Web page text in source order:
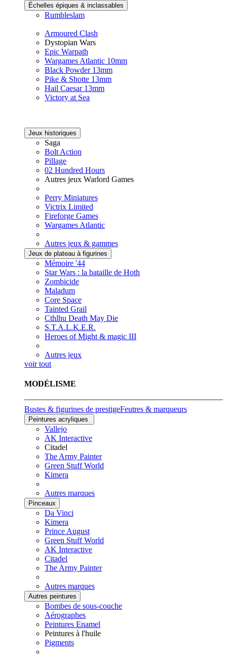
Échelles épiques & inclassables
Rumbleslam
Armoured Clash
Dystopian Wars
Epic Warpath
Wargames Atlantic 10mm
Black Powder 13mm
Pike & Shotte 13mm
Hail Caesar 13mm
Victory at Sea
Jeux historiques
Saga
Bolt Action
Pillage
02 Hundred Hours
Autres jeux Warlord Games
Perry Miniatures
Victrix Limited
Fireforge Games
Wargames Atlantic
Autres jeux & gammes
Jeux de plateau à figurines
Mémoire '44
Star Wars : la bataille de Hoth
Zombicide
Maladum
Core Space
Tainted Grail
Cthlhu Death May Die
S.T.A.L.K.E.R.
Heroes of Might & magic III
Autres jeux
voir tout
MODÉLISME
Bustes & figurines de prestigeFeutres & marqueurs
Peintures acryliques
Vallejo
AK Interactive
Citadel
The Army Painter
Green Stuff World
Kimera
Autres marques
Pinceaux
Da Vinci
Kimera
Prince August
Green Stuff World
AK Interactive
Citadel
The Army Painter
Autres marques
Autres peintures
Bombes de sous-couche
Aérographes
Peintures Enamel
Peintures à l'huile
Pigments